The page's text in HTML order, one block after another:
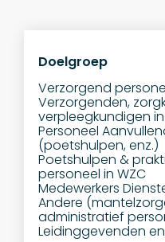
Doelgroep
Verzorgend
Verzorgenden,
verpleegkundigen in
Personeel
(poetshulpen, enz.)
Poetshulpen &
personeel in WZC
Medewerkers
Andere
administratief
Leidinggevenden